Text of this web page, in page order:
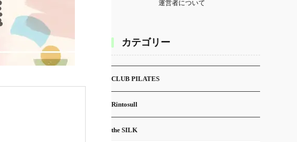
運営者について
カテゴリー
CLUB PILATES
Rintosull
the SILK